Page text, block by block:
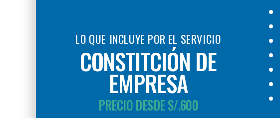
LO QUE INCLUYE POR EL SERVICIO
CONSTITCIÓN DE
EMPRESA
PRECIO DESDE S/.600